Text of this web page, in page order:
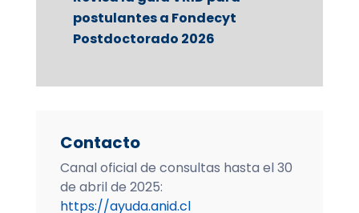
postulantes a Fondecyt
Postdoctorado 2026
Contacto
Canal oficial de consultas hasta el 30
de abril de 2025:
https://ayuda.anid.cl